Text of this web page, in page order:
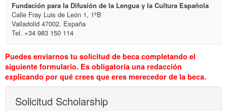
Fundación para la Difusión de la Lengua y la Cultura Española
Calle Fray Luis de León 1, 1ºB
Valladolid 47002. España
Tel. +34 983 150 114
Puedes enviarnos tu solicitud de beca completando el
siguiente formulario. Es obligatoria una redacción
explicando por qué crees que eres merecedor de la beca.
Solicitud Scholarship